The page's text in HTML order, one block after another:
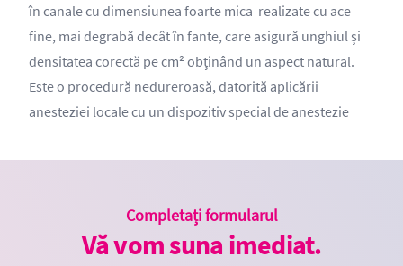
în canale cu dimensiunea foarte mica realizate cu ace
fine, mai degrabă decât în ​​fante, care asigură unghiul și
densitatea corectă pe cm² obținând un aspect natural.
Este o procedură nedureroasă, datorită aplicării
anesteziei locale cu un dispozitiv special de anestezie
Completați formularul
Vă vom suna imediat.